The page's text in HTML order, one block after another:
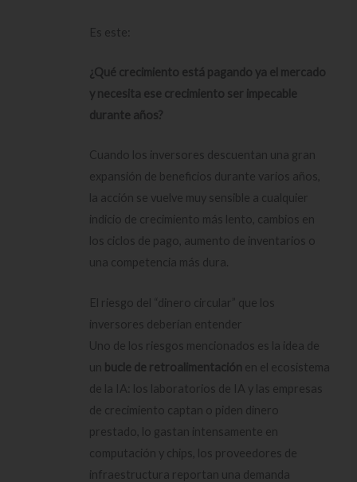
Es este:
¿Qué crecimiento está pagando ya el mercado
y necesita ese crecimiento ser impecable
durante años?
Cuando los inversores descuentan una gran
expansión de beneficios durante varios años,
la acción se vuelve muy sensible a cualquier
indicio de crecimiento más lento, cambios en
los ciclos de pago, aumento de inventarios o
una competencia más dura.
El riesgo del “dinero circular” que los
inversores deberían entender
Uno de los riesgos mencionados es la idea de
un bucle de retroalimentación en el ecosistema
de la IA: los laboratorios de IA y las empresas
de crecimiento captan o piden dinero
prestado, lo gastan intensamente en
computación y chips, los proveedores de
infraestructura reportan una demanda